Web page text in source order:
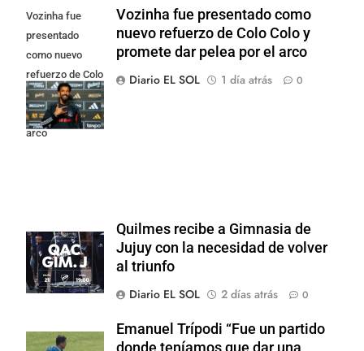
Vozinha fue
presentado
como nuevo
refuerzo de Colo
Colo y promete
dar pelea por el
arco
Vozinha fue presentado como
nuevo refuerzo de Colo Colo y
promete dar pelea por el arco
Diario EL SOL
1 día atrás 0
Quilmes recibe a Gimnasia de
Jujuy con la necesidad de volver
al triunfo
Diario EL SOL
2 días atrás 0
Emanuel Trípodi “Fue un partido